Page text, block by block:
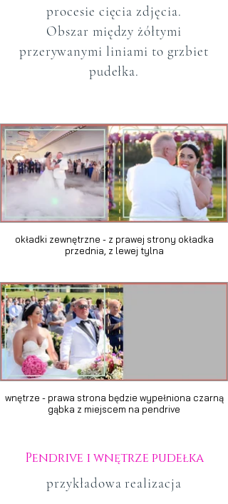
procesie cięcia zdjęcia.
Obszar między żółtymi
przerywanymi liniami to grzbiet
pudełka.
okładki zewnętrzne - z prawej strony okładka
przednia, z lewej tylna
wnętrze - prawa strona będzie wypełniona czarną
gąbka z miejscem na pendrive
Pendrive i wnętrze pudełka
przykładowa realizacja